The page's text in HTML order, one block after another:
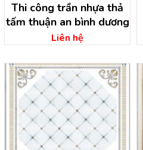
Thi công trần nhựa thả
tấm thuận an bình dương
Liên hệ